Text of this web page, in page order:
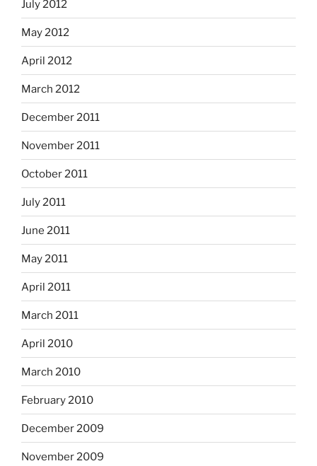
July 2012
May 2012
April 2012
March 2012
December 2011
November 2011
October 2011
July 2011
June 2011
May 2011
April 2011
March 2011
April 2010
March 2010
February 2010
December 2009
November 2009